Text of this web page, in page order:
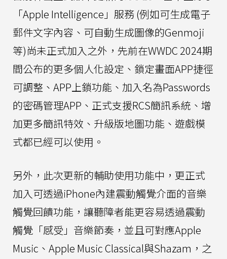
「Apple Intelligence」服務 (例如可生成電子
郵件文字內容、可自動生成圖像的Genmoji
等)尚未正式加入之外，先前在WWDC 2024期
間公布的更多個人化設定、鎖定畫面APP捷徑
可調整、APP上鎖功能、加入名為Passwords
的密碼管理APP、正式支援RCS簡訊系統、增
加更多簡訊特效、升級版地圖功能、遊戲模
式都已經可以使用。
另外，此次更新的輔助使用功能中，更正式
加入可透過iPhone內建震動觸覺介面的音樂
觸覺回饋功能，讓聽障者能更容易透過震動
觸覺「感受」音樂節奏，並且可對應Apple
Music、Apple Music Classical與Shazam，之